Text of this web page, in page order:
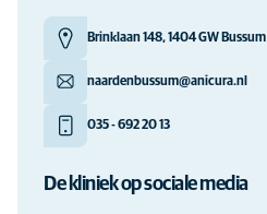
Brinklaan 148, 1404 GW Bussum
naardenbussum@anicura.nl
035 - 692 20 13
De kliniek op sociale media